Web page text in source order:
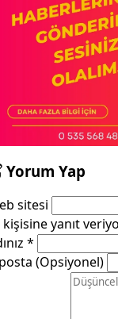
Yorum Yap
sitesi
kişisine yanıt
*
(Opsiyonel)